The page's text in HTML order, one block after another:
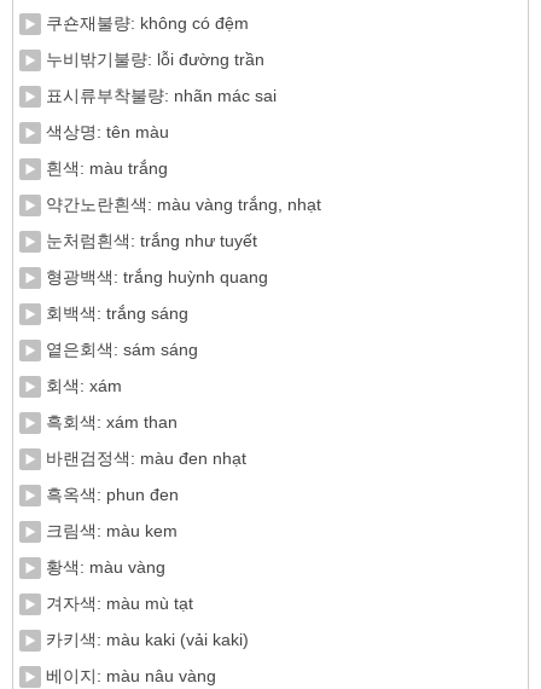
쿠숀재불량: không có đệm
누비밖기불량: lỗi đường trần
표시류부착불량: nhãn mác sai
색상명: tên màu
흰색: màu trắng
약간노란흰색: màu vàng trắng, nhạt
눈처럼흰색: trắng như tuyết
형광백색: trắng huỳnh quang
회백색: trắng sáng
옅은회색: sám sáng
회색: xám
흑회색: xám than
바랜검정색: màu đen nhạt
흑옥색: phun đen
크림색: màu kem
황색: màu vàng
겨자색: màu mù tạt
카키색: màu kaki (vải kaki)
베이지: màu nâu vàng